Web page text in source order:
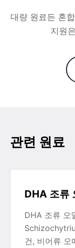
대량 원료든 혼
지원
관련 원료
DHA 조류
DHA 조류 오
건, 비어류 오